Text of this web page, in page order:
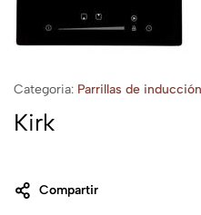
Categoria: Parrillas de inducción
Kirk
Compartir